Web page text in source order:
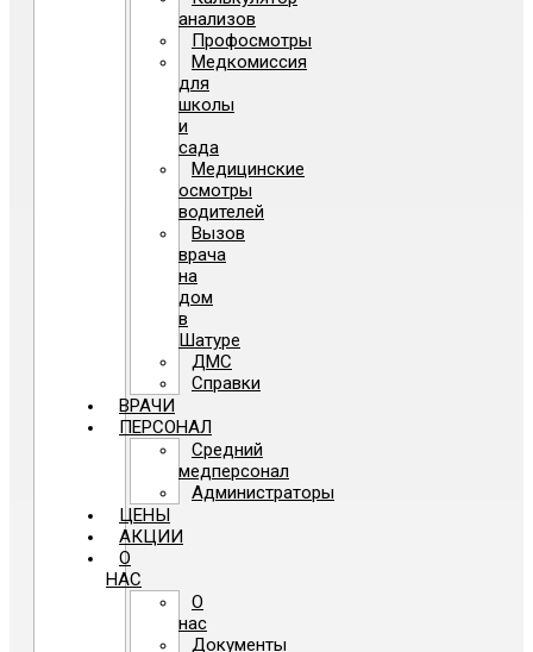
анализов
Профосмотры
Медкомиссия
для
школы
и
сада
Медицинские
осмотры
водителей
Вызов
врача
на
дом
в
Шатуре
ДМС
Справки
ВРАЧИ
ПЕРСОНАЛ
Средний
медперсонал
Администраторы
ЦЕНЫ
АКЦИИ
О
НАС
О
нас
Документы